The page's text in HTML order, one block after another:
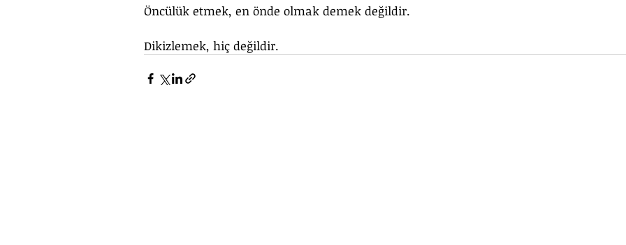
Öncülük etmek, en önde olmak demek değildir.
Dikizlemek, hiç değildir.